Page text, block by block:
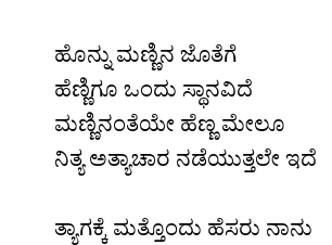
ಹೊನ್ನು ಮಣ್ಣಿನ ಜೊತೆಗೆ
ಹೆಣ್ಣಿಗೂ ಒಂದು ಸ್ಥಾನವಿದೆ
ಮಣ್ಣಿನಂತೆಯೇ ಹೆಣ್ಣ ಮೇಲೂ
ನಿತ್ಯ ಅತ್ಯಾಚಾರ ನಡೆಯುತ್ತಲೇ ಇದೆ
ತ್ಯಾಗಕ್ಕೆ ಮತ್ತೊಂದು ಹೆಸರು ನಾನು